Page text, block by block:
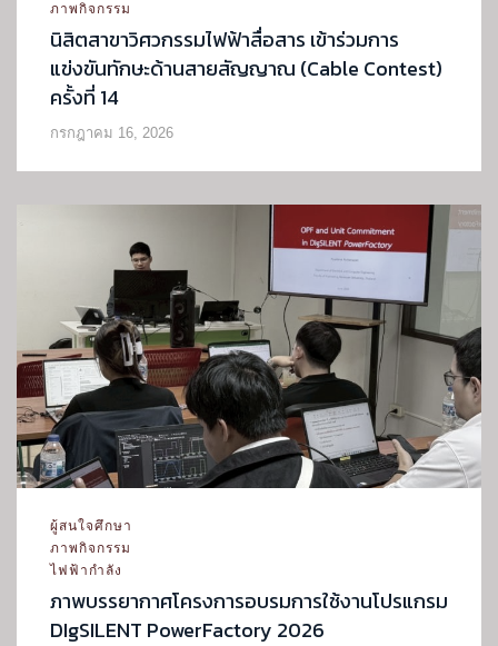
ภาพกิจกรรม
นิสิตสาขาวิศวกรรมไฟฟ้าสื่อสาร เข้าร่วมการ
แข่งขันทักษะด้านสายสัญญาณ (Cable Contest)
ครั้งที่ 14
กรกฎาคม 16, 2026
ผู้สนใจศึกษา
ภาพกิจกรรม
ไฟฟ้ากำลัง
ภาพบรรยากาศโครงการอบรมการใช้งานโปรแกรม
DIgSILENT PowerFactory 2026